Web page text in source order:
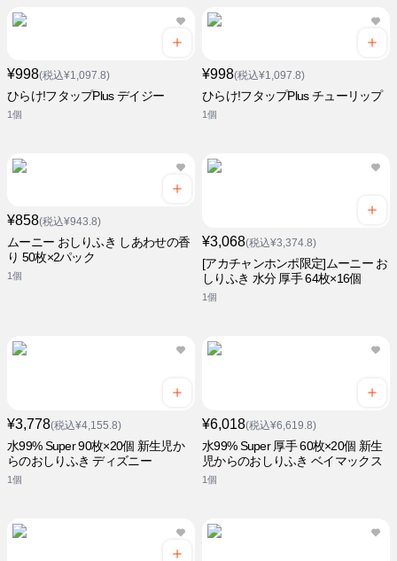
¥998(税込¥1,097.8)
ひらけ!フタップPlus デイジー
1個
¥998(税込¥1,097.8)
ひらけ!フタップPlus チューリップ
1個
¥858(税込¥943.8)
ムーニー おしりふき しあわせの香
り 50枚×2パック
1個
¥3,068(税込¥3,374.8)
[アカチャンホンポ限定]ムーニー お
しりふき 水分 厚手 64枚×16個
1個
¥3,778(税込¥4,155.8)
水99% Super 90枚×20個 新生児か
らのおしりふき ディズニー
1個
¥6,018(税込¥6,619.8)
水99% Super 厚手 60枚×20個 新生
児からのおしりふき ベイマックス
1個